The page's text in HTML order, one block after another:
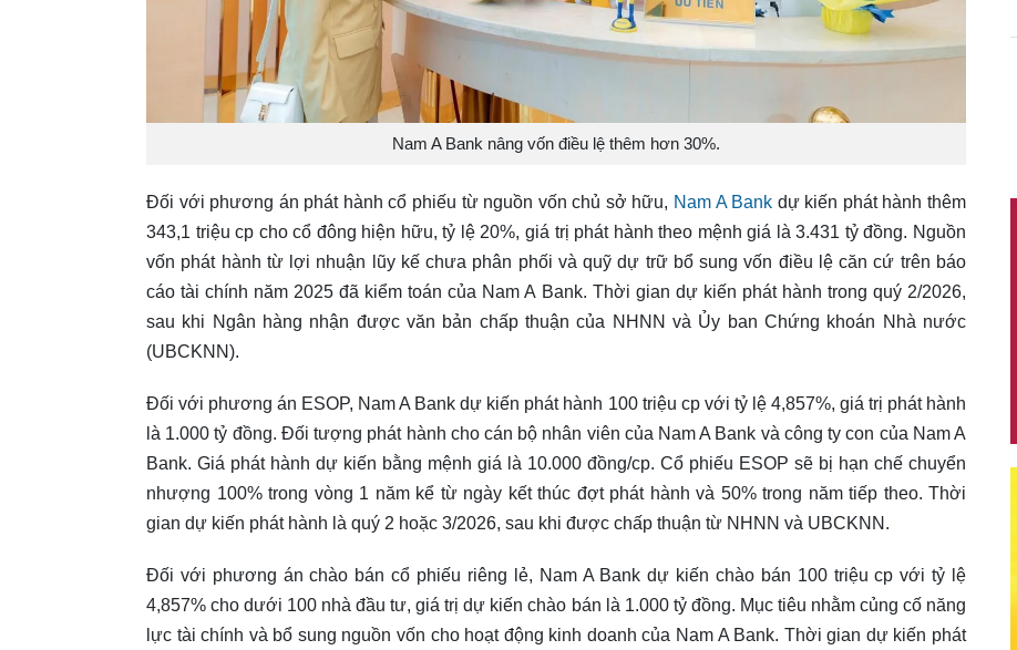
Nam A Bank nâng vốn điều lệ thêm hơn 30%.
Đối với phương án phát hành cổ phiếu từ nguồn vốn chủ sở hữu, Nam A Bank dự kiến phát hành thêm
343,1 triệu cp cho cổ đông hiện hữu, tỷ lệ 20%, giá trị phát hành theo mệnh giá là 3.431 tỷ đồng. Nguồn
vốn phát hành từ lợi nhuận lũy kế chưa phân phối và quỹ dự trữ bổ sung vốn điều lệ căn cứ trên báo
cáo tài chính năm 2025 đã kiểm toán của Nam A Bank. Thời gian dự kiến phát hành trong quý 2/2026,
sau khi Ngân hàng nhận được văn bản chấp thuận của NHNN và Ủy ban Chứng khoán Nhà nước
(UBCKNN).
Đối với phương án ESOP, Nam A Bank dự kiến phát hành 100 triệu cp với tỷ lệ 4,857%, giá trị phát hành
là 1.000 tỷ đồng. Đối tượng phát hành cho cán bộ nhân viên của Nam A Bank và công ty con của Nam A
Bank. Giá phát hành dự kiến bằng mệnh giá là 10.000 đồng/cp. Cổ phiếu ESOP sẽ bị hạn chế chuyển
nhượng 100% trong vòng 1 năm kể từ ngày kết thúc đợt phát hành và 50% trong năm tiếp theo. Thời
gian dự kiến phát hành là quý 2 hoặc 3/2026, sau khi được chấp thuận từ NHNN và UBCKNN.
Đối với phương án chào bán cổ phiếu riêng lẻ, Nam A Bank dự kiến chào bán 100 triệu cp với tỷ lệ
4,857% cho dưới 100 nhà đầu tư, giá trị dự kiến chào bán là 1.000 tỷ đồng. Mục tiêu nhằm củng cố năng
lực tài chính và bổ sung nguồn vốn cho hoạt động kinh doanh của Nam A Bank. Thời gian dự kiến phát